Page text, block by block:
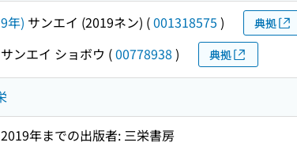
年) サンエイ (2019ネン) (001318575 ) 典拠
サンエイ ショボウ (00778938 ) 典拠
年までの出版者: 三栄書房